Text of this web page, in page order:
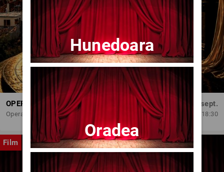
OPERA BRAȘOV ESTIVAL – DANCING SUMMER - SPECTACOL DE BALET
Opera Brasov
Dum, 6 sept.
18:30
Film
Hunedoara
Oradea